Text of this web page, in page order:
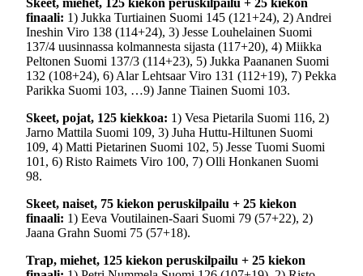
Skeet, miehet, 125 kiekon peruskilpailu + 25 kiekon
finaali: 1) Jukka Turtiainen Suomi 145 (121+24), 2) Andrei
Ineshin Viro 138 (114+24), 3) Jesse Louhelainen Suomi
137/4 uusinnassa kolmannesta sijasta (117+20), 4) Miikka
Peltonen Suomi 137/3 (114+23), 5) Jukka Paananen Suomi
132 (108+24), 6) Alar Lehtsaar Viro 131 (112+19), 7) Pekka
Parikka Suomi 103, …9) Janne Tiainen Suomi 103.
Skeet, pojat, 125 kiekkoa: 1) Vesa Pietarila Suomi 116, 2)
Jarno Mattila Suomi 109, 3) Juha Huttu-Hiltunen Suomi
109, 4) Matti Pietarinen Suomi 102, 5) Jesse Tuomi Suomi
101, 6) Risto Raimets Viro 100, 7) Olli Honkanen Suomi
98.
Skeet, naiset, 75 kiekon peruskilpailu + 25 kiekon
finaali: 1) Eeva Voutilainen-Saari Suomi 79 (57+22), 2)
Jaana Grahn Suomi 75 (57+18).
Trap, miehet, 125 kiekon peruskilpailu + 25 kiekon